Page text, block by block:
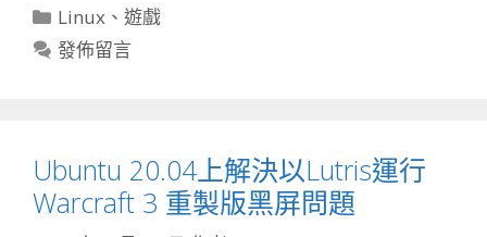
分
類
Linux 、遊戲
發佈留言
Ubuntu 20.04上解決以Lutris運行
Warcraft 3 重製版黑屏問題